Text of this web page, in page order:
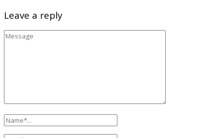
Leave a reply